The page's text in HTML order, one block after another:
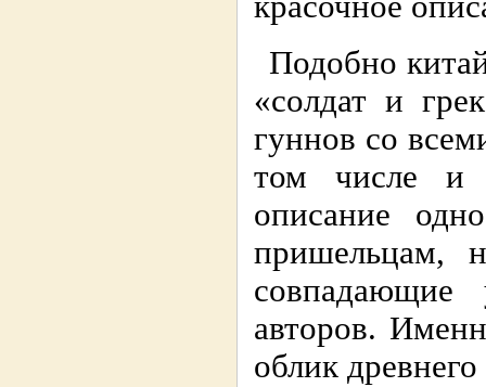
Подобно
«солдат и
гуннов со
том числе и
описание
пришельцам,
авторов.
облик